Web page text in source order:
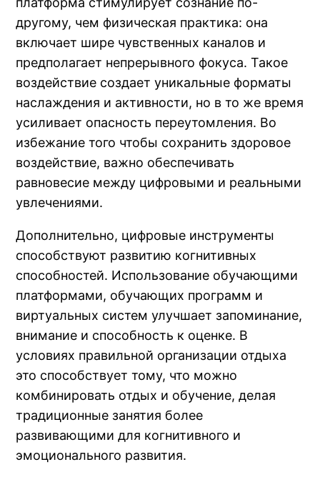
другому, чем физическая практика: она
включает шире чувственных каналов и
предполагает непрерывного фокуса. Такое
воздействие создает уникальные форматы
наслаждения и активности, но в то же время
усиливает опасность переутомления. Во
избежание того чтобы сохранить здоровое
воздействие, важно обеспечивать
равновесие между цифровыми и реальными
увлечениями.
Дополнительно, цифровые инструменты
способствуют развитию когнитивных
способностей. Использование обучающими
платформами, обучающих программ и
виртуальных систем улучшает запоминание,
внимание и способность к оценке. В
условиях правильной организации отдыха
это способствует тому, что можно
комбинировать отдых и обучение, делая
традиционные занятия более
развивающими для когнитивного и
эмоционального развития.